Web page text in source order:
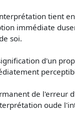
tient
immédiate
soi.
d'un
de l'erreur
oude